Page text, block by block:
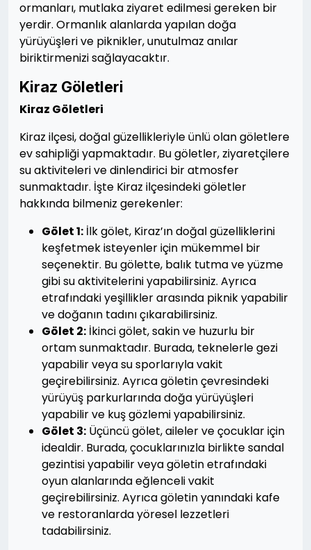
ormanları, mutlaka ziyaret edilmesi gereken bir
yerdir. Ormanlık alanlarda yapılan doğa
yürüyüşleri ve piknikler, unutulmaz anılar
biriktirmenizi sağlayacaktır.
Kiraz Göletleri
Kiraz Göletleri
Kiraz ilçesi, doğal güzellikleriyle ünlü olan göletlere
ev sahipliği yapmaktadır. Bu göletler, ziyaretçilere
su aktiviteleri ve dinlendirici bir atmosfer
sunmaktadır. İşte Kiraz ilçesindeki göletler
hakkında bilmeniz gerekenler:
Gölet 1: İlk gölet, Kiraz’ın doğal güzelliklerini
keşfetmek isteyenler için mükemmel bir
seçenektir. Bu gölette, balık tutma ve yüzme
gibi su aktivitelerini yapabilirsiniz. Ayrıca
etrafındaki yeşillikler arasında piknik yapabilir
ve doğanın tadını çıkarabilirsiniz.
Gölet 2: İkinci gölet, sakin ve huzurlu bir
ortam sunmaktadır. Burada, teknelerle gezi
yapabilir veya su sporlarıyla vakit
geçirebilirsiniz. Ayrıca göletin çevresindeki
yürüyüş parkurlarında doğa yürüyüşleri
yapabilir ve kuş gözlemi yapabilirsiniz.
Gölet 3: Üçüncü gölet, aileler ve çocuklar için
idealdir. Burada, çocuklarınızla birlikte sandal
gezintisi yapabilir veya göletin etrafındaki
oyun alanlarında eğlenceli vakit
geçirebilirsiniz. Ayrıca göletin yanındaki kafe
ve restoranlarda yöresel lezzetleri
tadabilirsiniz.